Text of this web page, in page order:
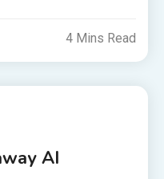
4 Mins Read
AI